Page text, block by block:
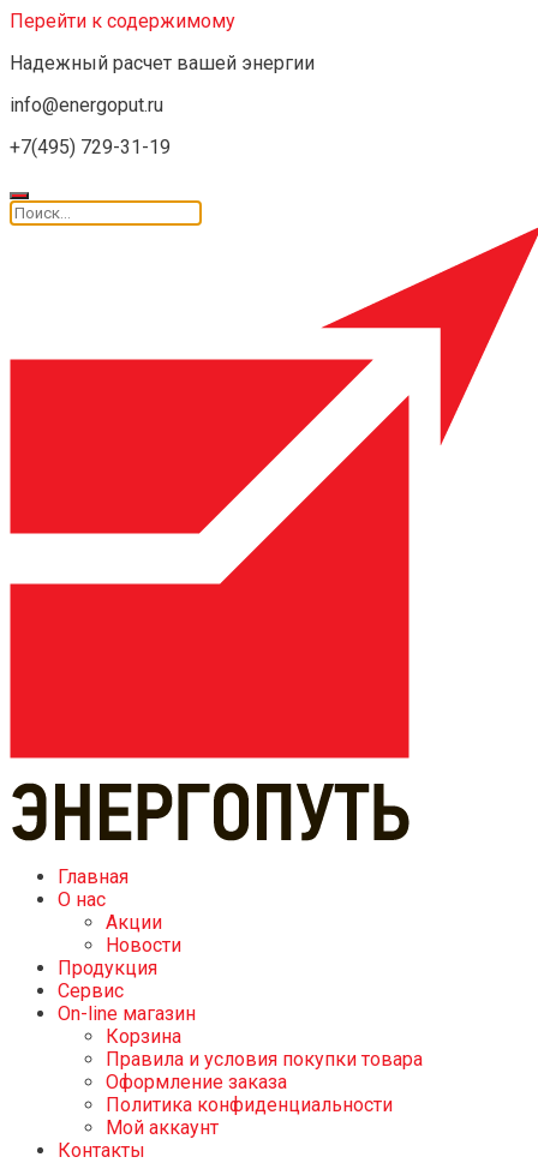
Перейти к содержимому
Надежный расчет вашей энергии
info@energoput.ru
+7(495) 729-31-19
Главная
О нас
Акции
Новости
Продукция
Сервис
On-line магазин
Корзина
Правила и условия покупки товара
Оформление заказа
Политика конфиденциальности
Мой аккаунт
Контакты